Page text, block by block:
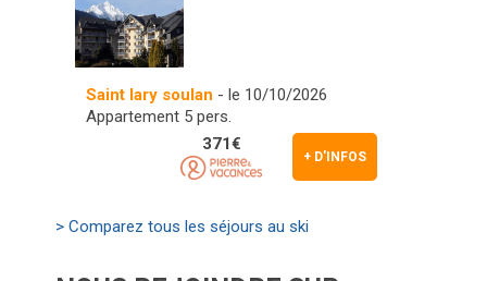
Saint lary soulan - le 10/10/2026
Appartement 5 pers.
+ D'INFOS
371€
> Comparez tous les séjours au ski